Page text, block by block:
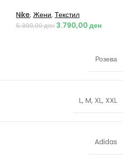
Nike, Жени, Текстил
5.390,00ден 3.790,00 ден
Розева
L, M, XL, XXL
Adidas